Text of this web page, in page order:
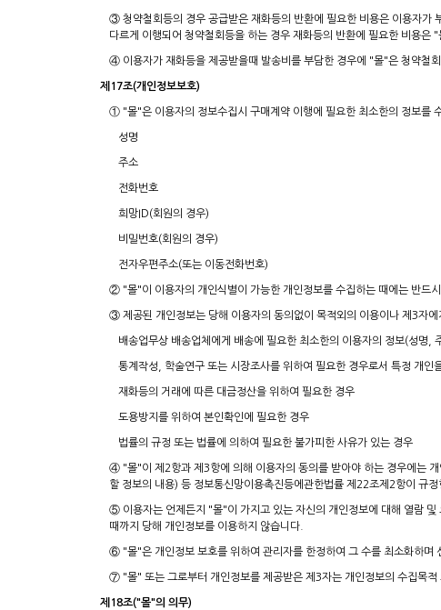
③ 청약철회등의 경우 공급받은 재화등의 반환에 필요한 비용은 이용자가
다르게 이행되어 청약철회등을 하는 경우 재화등의 반환에 필요한 비용은 "
④ 이용자가 재화등을 제공받을때 발송비를 부담한 경우에 "몰"은 청약철
제17조(개인정보보호)
① "몰"은 이용자의 정보수집시 구매계약 이행에 필요한 최소한의 정보를
성명
주소
전화번호
희망ID(회원의 경우)
비밀번호(회원의 경우)
전자우편주소(또는 이동전화번호)
② "몰"이 이용자의 개인식별이 가능한 개인정보를 수집하는 때에는 반드
③ 제공된 개인정보는 당해 이용자의 동의없이 목적외의 이용이나 제3
배송업무상 배송업체에게 배송에 필요한 최소한의 이용자의 정보(성명,
통계작성, 학술연구 또는 시장조사를 위하여 필요한 경우로서 특정 개인
재화등의 거래에 따른 대금정산을 위하여 필요한 경우
도용방지를 위하여 본인확인에 필요한 경우
법률의 규정 또는 법률에 의하여 필요한 불가피한 사유가 있는 경우
④ "몰"이 제2항과 제3항에 의해 이용자의 동의를 받아야 하는 경우에는
할 정보의 내용) 등 정보통신망이용촉진등에관한법률 제22조제2항이 규
⑤ 이용자는 언제든지 "몰"이 가지고 있는 자신의 개인정보에 대해 열람
때까지 당해 개인정보를 이용하지 않습니다.
⑥ "몰"은 개인정보 보호를 위하여 관리자를 한정하여 그 수를 최소화하며
⑦ "몰" 또는 그로부터 개인정보를 제공받은 제3자는 개인정보의 수집목
제18조("몰"의 의무)